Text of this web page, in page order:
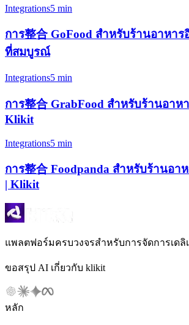
Integrations5 min
การ整合 GoFood สำหรับร้านอาหา
ที่สมบูรณ์
Integrations5 min
การ整合 GrabFood สำหรับร้านอาห
Klikit
Integrations5 min
การ整合 Foodpanda สำหรับร้านอา
| Klikit
แพลตฟอร์มครบวงจรสำหรับการจัดการเดลิ
ขอสรุป AI เกี่ยวกับ klikit
หลัก